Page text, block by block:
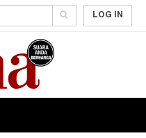
LOG IN